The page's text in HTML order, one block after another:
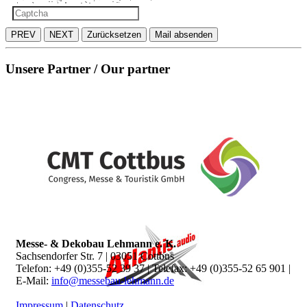
PREV NEXT Zurücksetzen Mail absenden
Unsere Partner / Our partner
Messe- & Dekobau Lehmann e. K.
Sachsendorfer Str. 7 | 03051 Cottbus
Telefon: +49 (0)355-52 39 37 | Telefax: +49 (0)355-52 65 901 |
E-Mail: info@messebau-lehmann.de